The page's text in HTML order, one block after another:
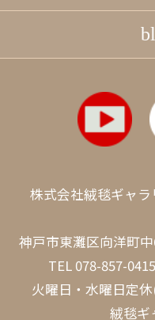
株式会社絨毯ギャ
神戸市東灘区向洋町
TEL 078-857-0415
火曜日・水曜日定
絨毯ギ